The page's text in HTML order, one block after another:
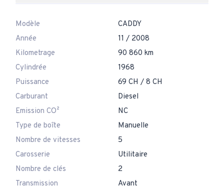
Modèle
CADDY
Année
11 / 2008
Kilometrage
90 860 km
Cylindrée
1968
Puissance
69 CH / 8 CH
Carburant
Diesel
Emission CO²
NC
Type de boîte
Manuelle
Nombre de vitesses
5
Carosserie
Utilitaire
Nombre de clés
2
Transmission
Avant